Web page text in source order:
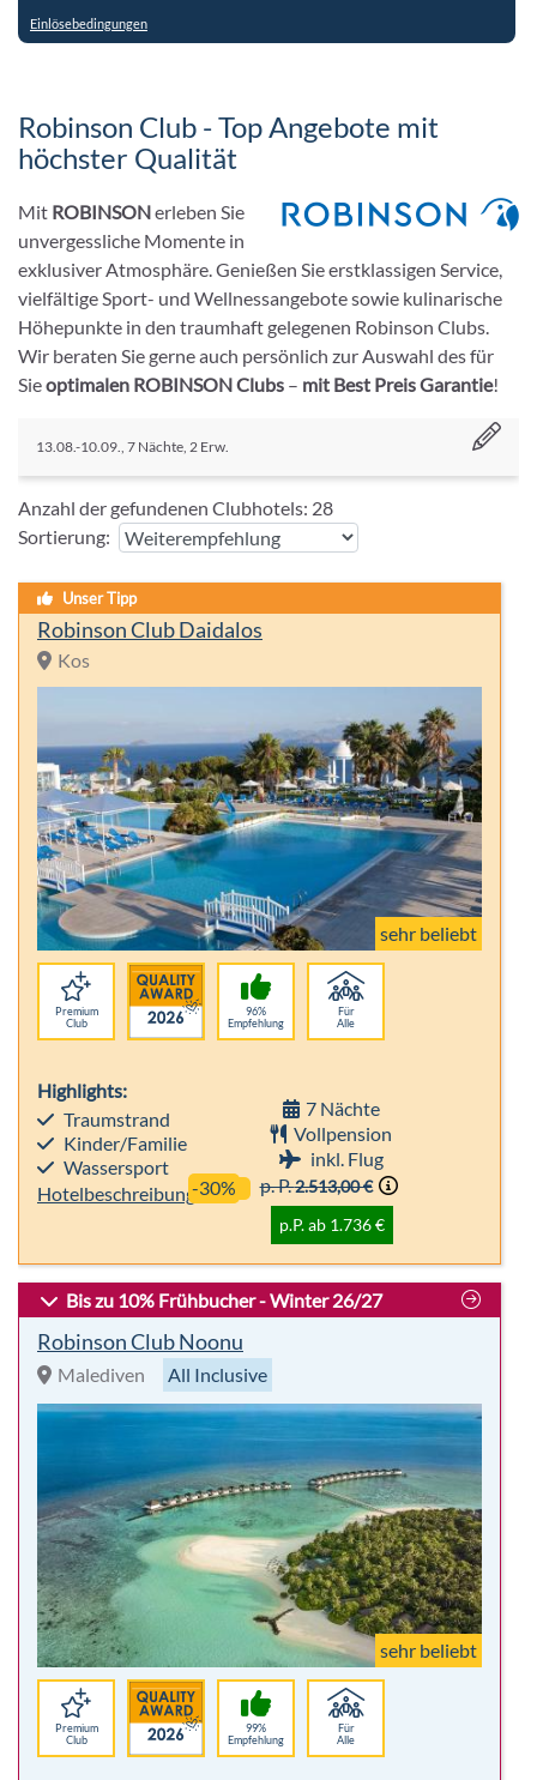
Einlösebedingungen
Robinson Club - Top Angebote mit
höchster Qualität
Mit ROBINSONerleben Sie
unvergessliche Momente in
exklusiver Atmosphäre. Genießen Sie erstklassigen Service,
vielfältige Sport- und Wellnessangebote sowie kulinarische
Höhepunkte in den traumhaft gelegenen Robinson Clubs.
Wir beraten Sie gerne auch persönlich zur Auswahl des für
Sieoptimalen ROBINSON Clubs – mit Best Preis Garantie!
13.08.-10.09., 7 Nächte, 2 Erw.
Anzahl der gefundenen Clubhotels: 28
Sortierung:
Unser Tipp
Robinson Club Daidalos
Kos
sehr beliebt
Premium
Club
96%
Empfehlung
Für
Alle
Highlights:
Traumstrand
Kinder/Familie
Wassersport
Hotelbeschreibung
7 Nächte
Vollpension
inkl. Flug
-30%
p. P.2.513,00 €
p.P. ab 1.736 €
Bis zu 10% Frühbucher - Winter 26/27
Robinson Club Noonu
Malediven All Inclusive
sehr beliebt
Premium
Club
99%
Empfehlung
Für
Alle